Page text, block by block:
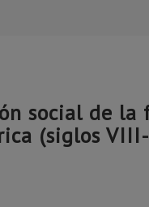
social de
(siglos